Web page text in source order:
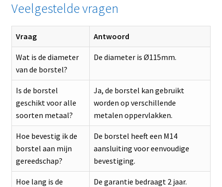
Veelgestelde vragen
Vraag Antwoord
Wat is de diameter
van de borstel?
De diameter is Ø115mm.
Is de borstel
geschikt voor alle
soorten metaal?
Ja, de borstel kan gebruikt
worden op verschillende
metalen oppervlakken.
Hoe bevestig ik de
borstel aan mijn
gereedschap?
De borstel heeft een M14
aansluiting voor eenvoudige
bevestiging.
Hoe lang is de De garantie bedraagt 2 jaar.